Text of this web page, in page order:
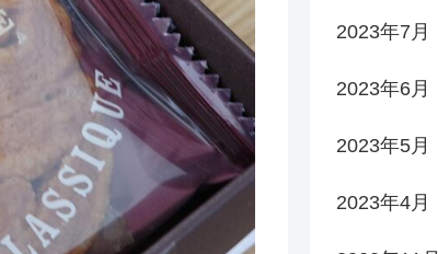
2023年7月
2023年6月
2023年5月
2023年4月